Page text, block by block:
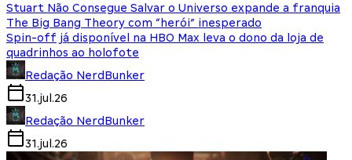
Stuart Não Consegue Salvar o Universo expande a franquia
The Big Bang Theory com “herói” inesperado
Spin-off já disponível na HBO Max leva o dono da loja de
quadrinhos ao holofote
Redação NerdBunker
31.jul.26
Redação NerdBunker
31.jul.26